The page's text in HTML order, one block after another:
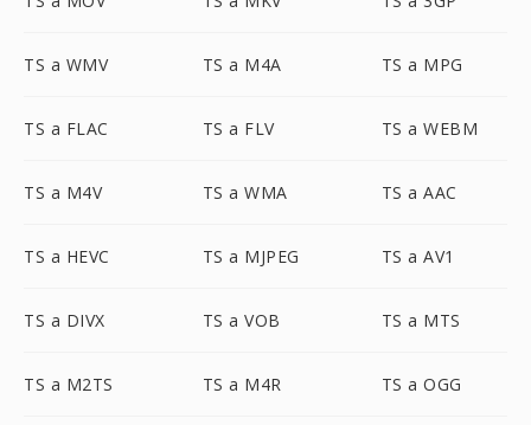
TS a WMV TS a M4A TS a MPG
TS a FLAC TS a FLV TS a WEBM
TS a M4V TS a WMA TS a AAC
TS a HEVC TS a MJPEG TS a AV1
TS a DIVX TS a VOB TS a MTS
TS a M2TS TS a M4R TS a OGG